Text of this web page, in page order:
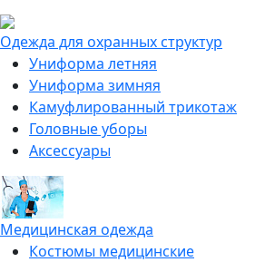
Одежда для охранных структур
Униформа летняя
Униформа зимняя
Камуфлированный трикотаж
Головные уборы
Аксессуары
Медицинская одежда
Костюмы медицинские